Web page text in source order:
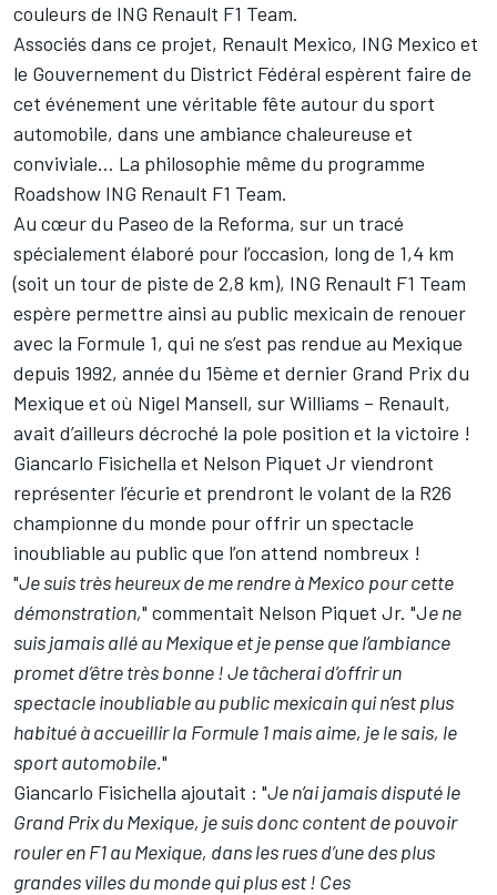
couleurs de ING Renault F1 Team.
Associés dans ce projet, Renault Mexico, ING Mexico et
le Gouvernement du District Fédéral espèrent faire de
cet événement une véritable fête autour du sport
automobile, dans une ambiance chaleureuse et
conviviale… La philosophie même du programme
Roadshow ING Renault F1 Team.
Au cœur du Paseo de la Reforma, sur un tracé
spécialement élaboré pour l’occasion, long de 1,4 km
(soit un tour de piste de 2,8 km), ING Renault F1 Team
espère permettre ainsi au public mexicain de renouer
avec la Formule 1, qui ne s’est pas rendue au Mexique
depuis 1992, année du 15ème et dernier Grand Prix du
Mexique et où Nigel Mansell, sur Williams – Renault,
avait d’ailleurs décroché la pole position et la victoire !
Giancarlo Fisichella et Nelson Piquet Jr viendront
représenter l’écurie et prendront le volant de la R26
championne du monde pour offrir un spectacle
inoubliable au public que l’on attend nombreux !
"Je suis très heureux de me rendre à Mexico pour cette
démonstration," commentait Nelson Piquet Jr. "Je ne
suis jamais allé au Mexique et je pense que l’ambiance
promet d’être très bonne ! Je tâcherai d’offrir un
spectacle inoubliable au public mexicain qui n’est plus
habitué à accueillir la Formule 1 mais aime, je le sais, le
sport automobile."
Giancarlo Fisichella ajoutait : "Je n’ai jamais disputé le
Grand Prix du Mexique, je suis donc content de pouvoir
rouler en F1 au Mexique, dans les rues d’une des plus
grandes villes du monde qui plus est ! Ces